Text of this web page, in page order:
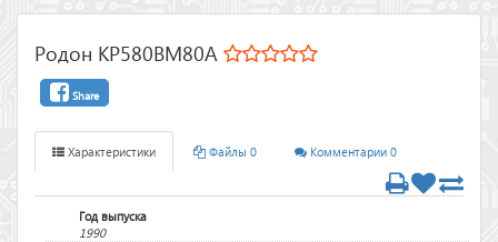
Родон КР580ВМ80А
Share
Характеристики Файлы 0 Комментарии 0
Год выпуска
1990